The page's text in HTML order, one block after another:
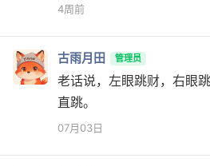
4周前
古雨月田 管理员
老话说，左眼跳财，右眼
直跳。
07月03日